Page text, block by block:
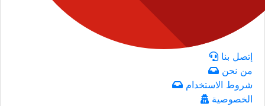
إتصل بنا
من نحن
شروط الاستخدام
الخصوصية